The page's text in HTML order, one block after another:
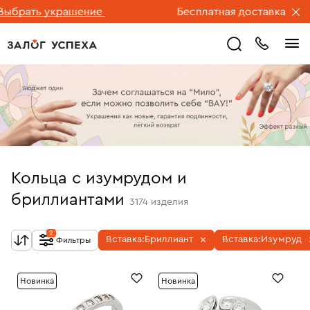
украшение Бесплатная доставка
Кольца с изумрудом и
бриллиантами
3174 изделия
Фильтры
2
Вставка: Бриллиант Вставка: Изумруд
Новинка Новинка